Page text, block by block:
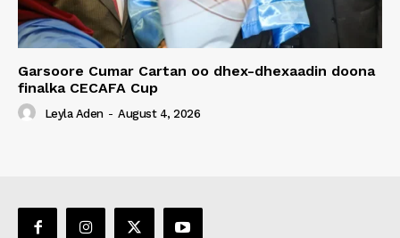
Garsoore Cumar Cartan oo dhex-dhexaadin doona
finalka CECAFA Cup
Leyla Aden - August 4, 2026